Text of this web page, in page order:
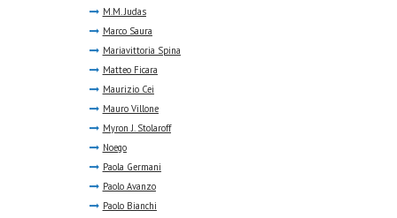
M.M. Judas
Marco Saura
Mariavittoria Spina
Matteo Ficara
Maurizio Cei
Mauro Villone
Myron J. Stolaroff
Noego
Paola Germani
Paolo Avanzo
Paolo Bianchi